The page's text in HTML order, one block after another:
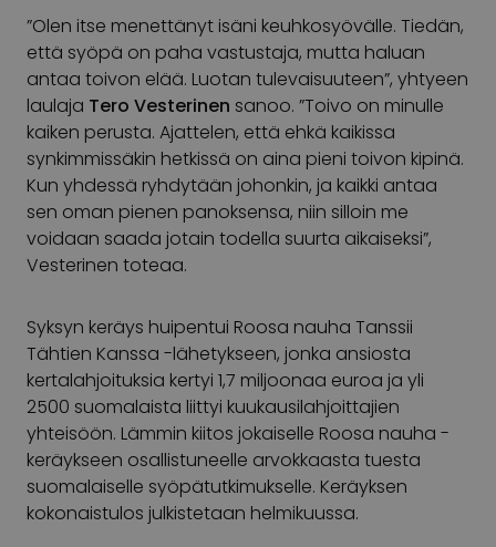
”Olen itse menettänyt isäni keuhkosyövälle. Tiedän,
että syöpä on paha vastustaja, mutta haluan
antaa toivon elää. Luotan tulevaisuuteen”, yhtyeen
laulaja Tero Vesterinen sanoo. ”Toivo on minulle
kaiken perusta. Ajattelen, että ehkä kaikissa
synkimmissäkin hetkissä on aina pieni toivon kipinä.
Kun yhdessä ryhdytään johonkin, ja kaikki antaa
sen oman pienen panoksensa, niin silloin me
voidaan saada jotain todella suurta aikaiseksi”,
Vesterinen toteaa.
Syksyn keräys huipentui Roosa nauha Tanssii
Tähtien Kanssa -lähetykseen, jonka ansiosta
kertalahjoituksia kertyi 1,7 miljoonaa euroa ja yli
2500 suomalaista liittyi kuukausilahjoittajien
yhteisöön. Lämmin kiitos jokaiselle Roosa nauha -
keräykseen osallistuneelle arvokkaasta tuesta
suomalaiselle syöpätutkimukselle. Keräyksen
kokonaistulos julkistetaan helmikuussa.